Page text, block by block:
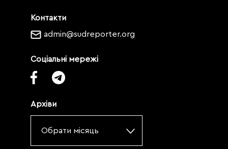
Контакти
admin@sudreporter.org
Соціальні мережі
Архіви
Обрати місяць